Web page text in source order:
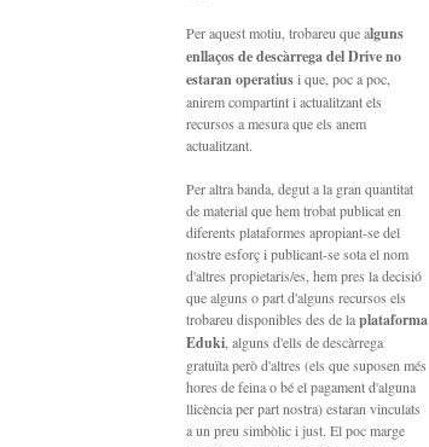
Per aquest motiu, trobareu que alguns
enllaços de descàrrega del Drive no
estaran operatiusi que, poc a poc,
anirem compartint i actualitzant els
recursos a mesura que els anem
actualitzant.
Per altra banda, degut a la gran quantitat
de material que hem trobat publicat en
diferents plataformes apropiant-se del
nostre esforç i publicant-se sota el nom
d'altres propietaris/es, hem pres la decisió
que alguns o part d'alguns recursos els
trobareu disponibles des de laplataforma
Eduki , alguns d'ells de descàrrega
gratuïta però d'altres (els que suposen més
hores de feina o bé el pagament d'alguna
llicència per part nostra) estaran vinculats
a un preu simbòlic i just. El poc marge